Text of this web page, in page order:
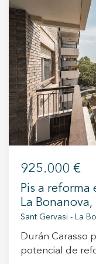
+34 935 178
ES EN
925.000 €
Pis a reforma
La
Sant Gervasi - La
Durán Carasso
potencial de